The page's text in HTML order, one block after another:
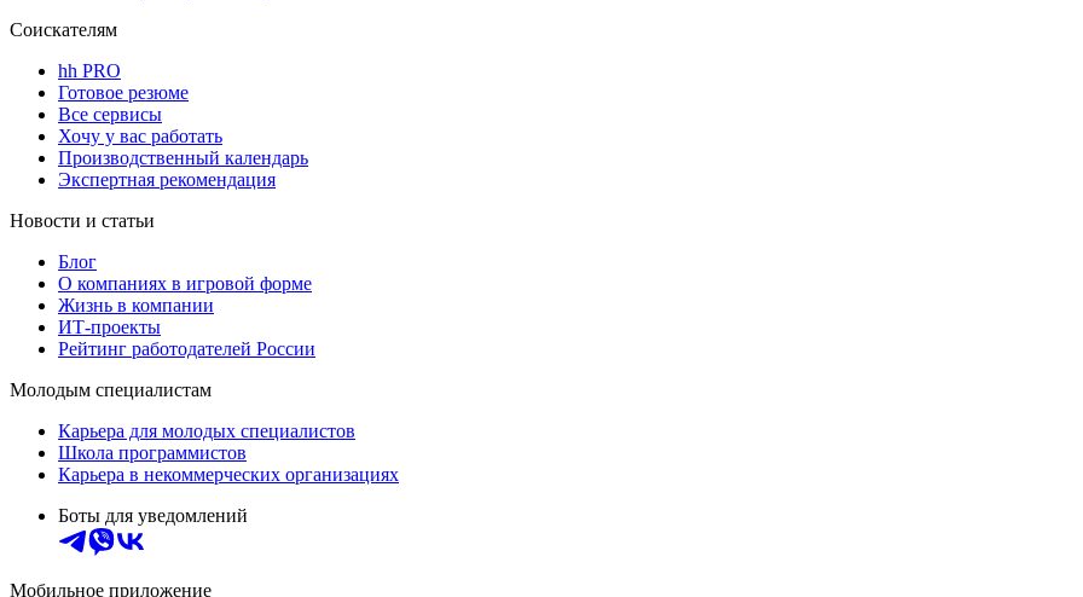
Соискателям
hh PRO
Готовое резюме
Все сервисы
Хочу у вас работать
Производственный календарь
Экспертная рекомендация
Новости и статьи
Блог
О компаниях в игровой форме
Жизнь в компании
ИТ-проекты
Рейтинг работодателей России
Молодым специалистам
Карьера для молодых специалистов
Школа программистов
Карьера в некоммерческих организациях
Боты для уведомлений
Мобильное приложение